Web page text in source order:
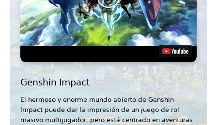
Genshin Impact
El hermoso y enorme mundo abierto de Genshin
Impact puede dar la impresión de un juego de rol
masivo multijugador, pero está centrado en aventuras